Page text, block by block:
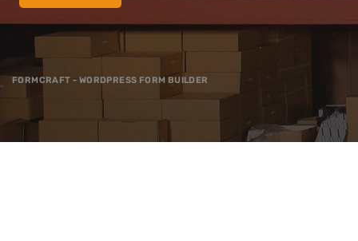
FORMCRAFT - WORDPRESS FORM BUILDER